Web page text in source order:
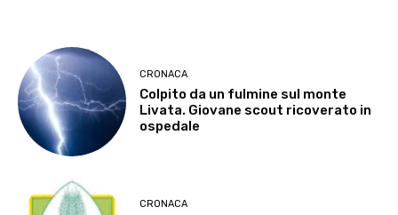
CRONACA
Colpito da un fulmine sul monte
Livata. Giovane scout ricoverato in
ospedale
CRONACA